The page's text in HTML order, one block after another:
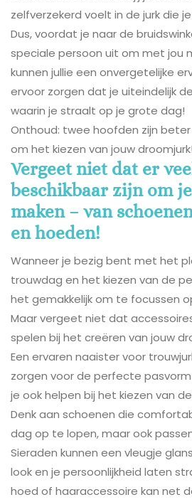
zelfverzekerd voelt in de jurk die
Dus, voordat je naar de
speciale persoon uit om met jou
kunnen jullie een onvergetelijke
ervoor zorgen dat je uiteindelijk
waarin je straalt op je grote dag!
Onthoud: twee hoofden zijn
om het kiezen van jouw droomjurk!
Vergeet niet dat er
beschikbaar zijn om
maken – van
en hoeden!
Wanneer je bezig bent met het
trouwdag en het kiezen van de
het gemakkelijk om te focussen
Maar vergeet niet dat
spelen bij het creëren van jouw
Een ervaren naaister voor
zorgen voor de perfecte pasvorm
je ook helpen bij het kiezen van
Denk aan schoenen die
dag op te lopen, maar ook
Sieraden kunnen een vleugje
look en je persoonlijkheid laten
hoed of haaraccessoire kan net